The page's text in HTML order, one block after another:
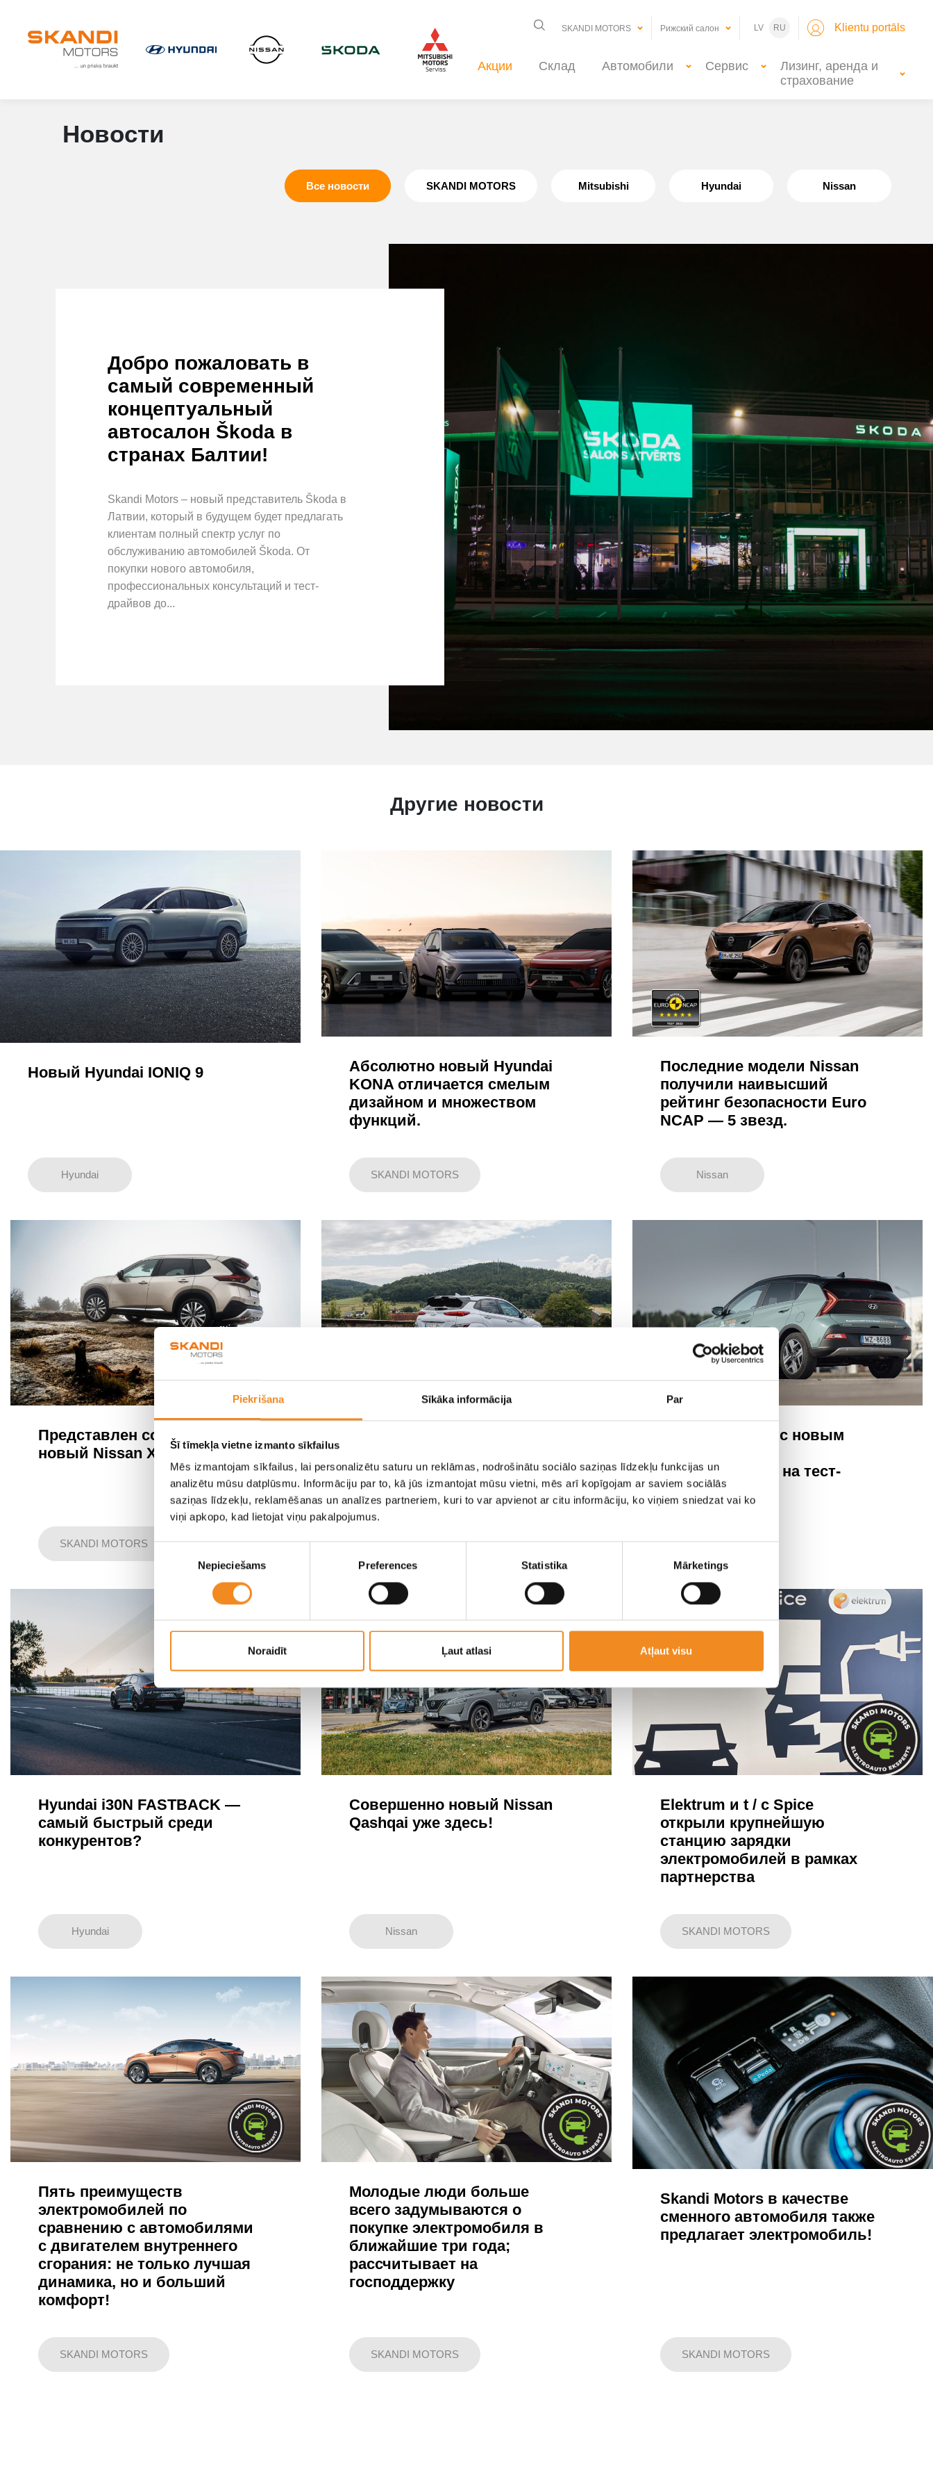
Piekrišana Sīkāka informācija Par
Šī tīmekļa vietne izmanto sīkfailus
Mēs izmantojam sīkfailus, lai personalizētu saturu un reklāmas, nodrošinātu sociālo saziņas līdzekļu funkcijas un
analizētu mūsu datplūsmu. Informāciju par to, kā jūs izmantojat mūsu vietni, mēs arī kopīgojam ar saviem sociālās
saziņas līdzekļu, reklamēšanas un analīzes partneriem, kuri to var apvienot ar citu informāciju, ko viņiem sniedzat vai ko
viņi apkopo, kad lietojat viņu pakalpojumus.
Nepieciešams Preferences Statistika Mārketings
Noraidīt Ļaut atlasi Atļaut visu
SKANDI MOTORS Рижский салон LV RU Klientu portāls
Акции Склад Автомобили Сервис
Лизинг, аренда и
страхование
Новости
Все новости SKANDI MOTORS Mitsubishi Hyundai Nissan
Добро пожаловать в
самый современный
концептуальный
автосалон Škoda в
странах Балтии!
Skandi Motors – новый представитель Škoda в
Латвии, который в будущем будет предлагать
клиентам полный спектр услуг по
обслуживанию автомобилей Škoda. От
покупки нового автомобиля,
профессиональных консультаций и тест-
драйвов до...
Другие новости
Новый Hyundai IONIQ 9
Hyundai
Абсолютно новый Hyundai
KONA отличается смелым
дизайном и множеством
функций.
SKANDI MOTORS
Последние модели Nissan
получили наивысший
рейтинг безопасности Euro
NCAP — 5 звезд.
Nissan
Представлен совершенно
новый Nissan X-Trail
SKANDI MOTORS
презентации Hyundai KONA
N
Hyundai
Познакомьтесь с новым
записывайтесь на тест-
драйв!
Hyundai
Hyundai i30N FASTBACK —
самый быстрый среди
конкурентов?
Hyundai
Совершенно новый Nissan
Qashqai уже здесь!
Nissan
Elektrum и t / c Spice
открыли крупнейшую
станцию ​​зарядки
электромобилей в рамках
партнерства
SKANDI MOTORS
Пять преимуществ
электромобилей по
сравнению с автомобилями
с двигателем внутреннего
сгорания: не только лучшая
динамика, но и больший
комфорт!
SKANDI MOTORS
Молодые люди больше
всего задумываются о
покупке электромобиля в
ближайшие три года;
рассчитывает на
господдержку
SKANDI MOTORS
Skandi Motors в качестве
сменного автомобиля также
предлагает электромобиль!
SKANDI MOTORS